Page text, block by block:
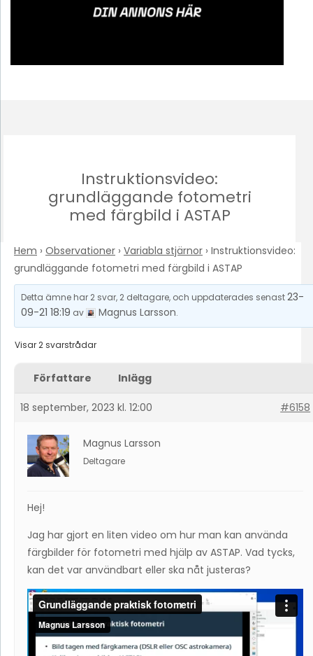
Instruktionsvideo:
grundläggande fotometri
med färgbild i ASTAP
Hem › Observationer › Variabla stjärnor › Instruktionsvideo:
grundläggande fotometri med färgbild i ASTAP
Detta ämne har 2 svar, 2 deltagare, och uppdaterades senast23-
09-21 18:19 av Magnus Larsson.
Visar 2 svarstrådar
Författare Inlägg
18 september, 2023 kl. 12:00 #6158
Magnus Larsson
Deltagare
Hej!
Jag har gjort en liten video om hur man kan använda
färgbilder för fotometri med hjälp av ASTAP. Vad tycks,
kan det var användbart eller ska nåt justeras?